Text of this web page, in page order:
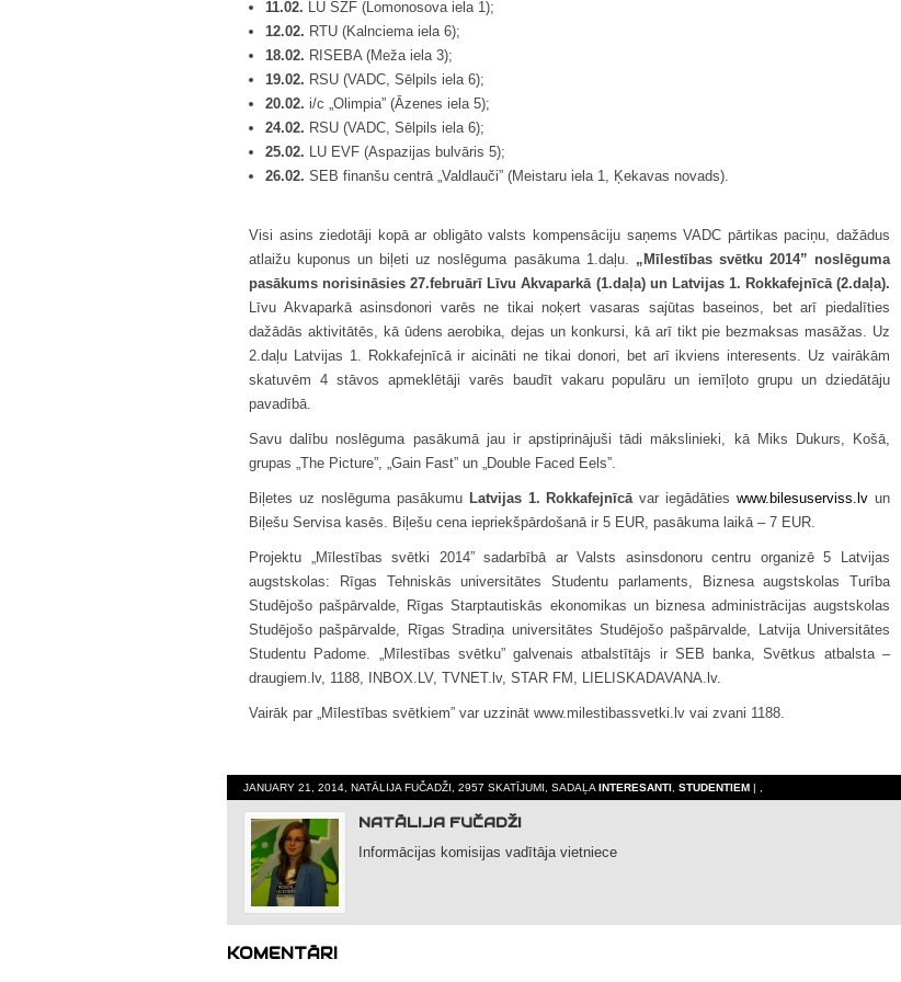
11.02. LU SZF (Lomonosova iela 1);
12.02. RTU (Kalnciema iela 6);
18.02. RISEBA (Meža iela 3);
19.02. RSU (VADC, Sēlpils iela 6);
20.02. i/c „Olimpia” (Āzenes iela 5);
24.02. RSU (VADC, Sēlpils iela 6);
25.02. LU EVF (Aspazijas bulvāris 5);
26.02. SEB finanšu centrā „Valdlauči” (Meistaru iela 1, Ķekavas novads).
Visi asins ziedotāji kopā ar obligāto valsts kompensāciju saņems VADC pārtikas paciņu, dažādus
atlaižu kuponus un biļeti uz noslēguma pasākuma 1.daļu. „Mīlestības svētku 2014” noslēguma
pasākums norisināsies 27.februārī Līvu Akvaparkā (1.daļa) un Latvijas 1. Rokkafejnīcā (2.daļa).
Līvu Akvaparkā asinsdonori varēs ne tikai noķert vasaras sajūtas baseinos, bet arī piedalīties
dažādās aktivitātēs, kā ūdens aerobika, dejas un konkursi, kā arī tikt pie bezmaksas masāžas. Uz
2.daļu Latvijas 1. Rokkafejnīcā ir aicināti ne tikai donori, bet arī ikviens interesents. Uz vairākām
skatuvēm 4 stāvos apmeklētāji varēs baudīt vakaru populāru un iemīļoto grupu un dziedātāju
pavadībā.
Savu dalību noslēguma pasākumā jau ir apstiprinājuši tādi mākslinieki, kā Miks Dukurs, Košā,
grupas „The Picture”, „Gain Fast” un „Double Faced Eels”.
Biļetes uz noslēguma pasākumu Latvijas 1. Rokkafejnīcāvar iegādātieswww.bilesuserviss.lv un
Biļešu Servisa kasēs. Biļešu cena iepriekšpārdošanā ir 5 EUR, pasākuma laikā – 7 EUR.
Projektu „Mīlestības svētki 2014” sadarbībā ar Valsts asinsdonoru centru organizē 5 Latvijas
augstskolas: Rīgas Tehniskās universitātes Studentu parlaments, Biznesa augstskolas Turība
Studējošo pašpārvalde, Rīgas Starptautiskās ekonomikas un biznesa administrācijas augstskolas
Studējošo pašpārvalde, Rīgas Stradiņa universitātes Studējošo pašpārvalde, Latvija Universitātes
Studentu Padome. „Mīlestības svētku” galvenais atbalstītājs ir SEB banka, Svētkus atbalsta –
draugiem.lv, 1188, INBOX.LV, TVNET.lv, STAR FM, LIELISKADAVANA.lv.
Vairāk par „Mīlestības svētkiem” var uzzināt www.milestibassvetki.lv vai zvani 1188.
JANUARY 21, 2014, NATĀLIJA FUČADŽI, 2957 SKATĪJUMI, SADAĻAINTERESANTI, STUDENTIEM | ,
NATĀLIJA FUČADŽI
Informācijas komisijas vadītāja vietniece
KOMENTĀRI